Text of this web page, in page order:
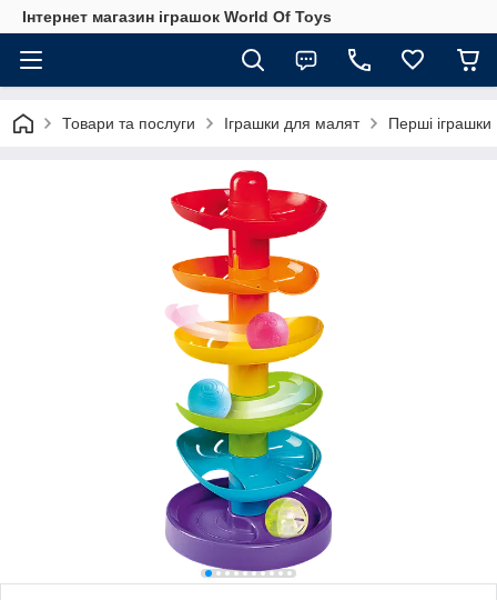
Інтернет магазин іграшок World Of Toys
Товари та послуги Іграшки для малят Перші іграшки